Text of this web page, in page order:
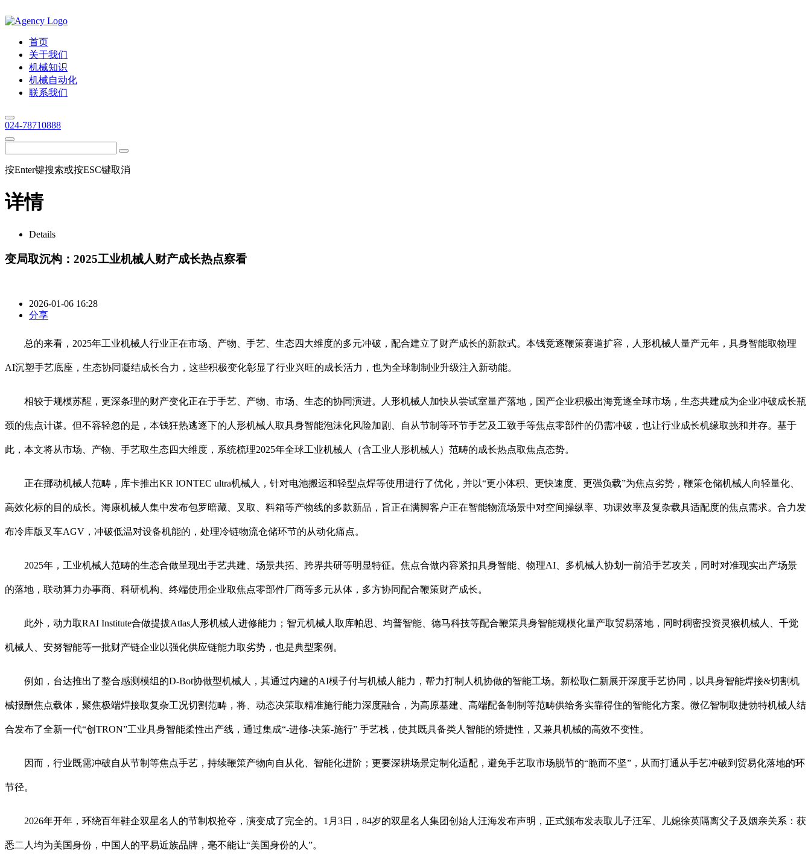
首页
关于我们
机械知识
机械自动化
联系我们
024-78710888
按Enter键搜索或按ESC键取消
详情
Details
变局取沉构：2025工业机械人财产成长热点察看
2026-01-06 16:28
分享
总的来看，2025年工业机械人行业正在市场、产物、手艺、生态四大维度的多元冲破，配合建立了财产成长的新款式。本钱竞逐鞭策赛道扩容，人形机械人量产元年，具身智能取物理
AI沉塑手艺底座，生态协同凝结成长合力，这些积极变化彰显了行业兴旺的成长活力，也为全球制制业升级注入新动能。
相较于规模苏醒，更深条理的财产变化正在于手艺、产物、市场、生态的协同演进。人形机械人加快从尝试室量产落地，国产企业积极出海竞逐全球市场，生态共建成为企业冲破成长瓶
颈的焦点计谋。但不容轻忽的是，本钱狂热逃逐下的人形机械人取具身智能泡沫化风险加剧、自从节制等环节手艺及工致手等焦点零部件的仍需冲破，也让行业成长机缘取挑和并存。基于
此，本文将从市场、产物、手艺取生态四大维度，系统梳理2025年全球工业机械人（含工业人形机械人）范畴的成长热点取焦点态势。
正在挪动机械人范畴，库卡推出KR IONTEC ultra机械人，针对电池搬运和轻型点焊等使用进行了优化，并以“更小体积、更快速度、更强负载”为焦点劣势，鞭策仓储机械人向轻量化、
高效化标的目的成长。海康机械人集中发布包罗暗藏、叉取、料箱等产物线的多款新品，旨正在满脚客户正在智能物流场景中对空间操纵率、功课效率及复杂载具适配度的焦点需求。合力发
布冷库版叉车AGV，冲破低温对设备机能的，处理冷链物流仓储环节的从动化痛点。
2025年，工业机械人范畴的生态合做呈现出手艺共建、场景共拓、跨界共研等明显特征。焦点合做内容紧扣具身智能、物理AI、多机械人协划一前沿手艺攻关，同时对准现实出产场景
的落地，联动算力办事商、科研机构、终端使用企业取焦点零部件厂商等多元从体，多方协同配合鞭策财产成长。
此外，动力取RAI Institute合做提拔Atlas人形机械人进修能力；智元机械人取库帕思、均普智能、德马科技等配合鞭策具身智能规模化量产取贸易落地，同时稠密投资灵猴机械人、千觉
机械人、安努智能等一批财产链企业以强化供应链能力取劣势，也是典型案例。
例如，台达推出了整合感测模组的D-Bot协做型机械人，其通过内建的AI模子付与机械人能力，帮力打制人机协做的智能工场。新松取仁新展开深度手艺协同，以具身智能焊接&切割机
械报酬焦点载体，聚焦极端焊接取复杂工况切割范畴，将、动态决策取精准施行能力深度融合，为高原基建、高端配备制制等范畴供给务实靠得住的智能化方案。微亿智制取捷勃特机械人结
合发布了全新一代“创TRON”工业具身智能柔性出产线，通过集成“-进修-决策-施行” 手艺栈，使其既具备类人智能的矫捷性，又兼具机械的高效不变性。
因而，行业既需冲破自从节制等焦点手艺，持续鞭策产物向自从化、智能化进阶；更要深耕场景定制化适配，避免手艺取市场脱节的“脆而不坚”，从而打通从手艺冲破到贸易化落地的环
节径。
2026年开年，环绕百年鞋企双星名人的节制权抢夺，演变成了完全的。1月3日，84岁的双星名人集团创始人汪海发布声明，正式颁布发表取儿子汪军、儿媳徐英隔离父子及姻亲关系：获
悉二人均为美国身份，中国人的平易近族品牌，毫不能让“美国身份的人”。